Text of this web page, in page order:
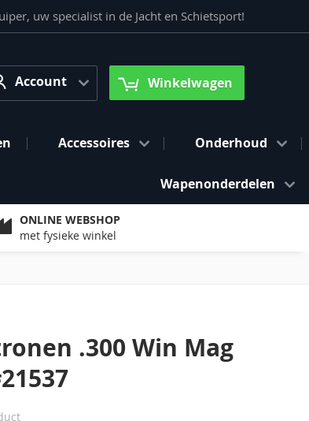
uw specialist in de Jacht en Schietsport!
Account Winkelwagen
Accessoires Onderhoud
Wapenonderdelen
ONLINE WEBSHOP
met fysieke winkel
.300 Win Mag